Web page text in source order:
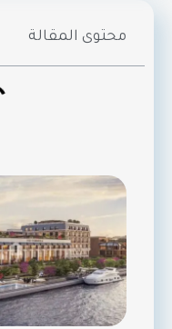
محتوى المقالة